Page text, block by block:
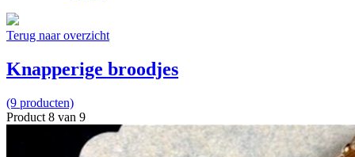
Terug naar overzicht
Knapperige broodjes
(9 producten)
Product 8 van 9